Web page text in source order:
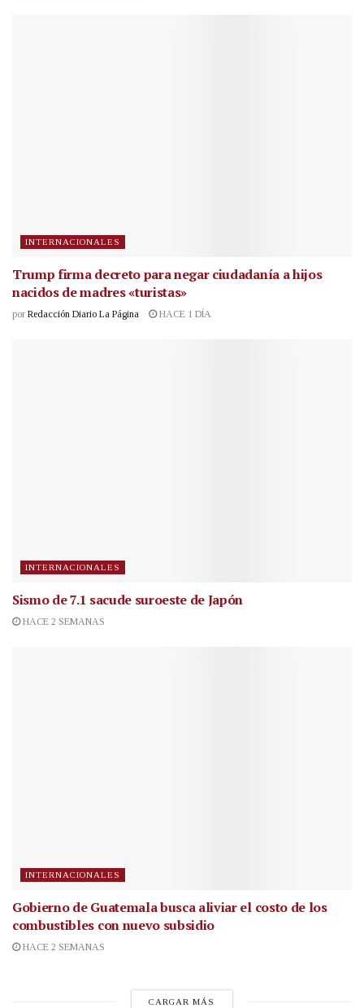
INTERNACIONALES
Trump firma decreto para negar ciudadanía a hijos
nacidos de madres «turistas»
por Redacción Diario La Página HACE 1 DÍA
INTERNACIONALES
Sismo de 7.1 sacude suroeste de Japón
HACE 2 SEMANAS
INTERNACIONALES
Gobierno de Guatemala busca aliviar el costo de los
combustibles con nuevo subsidio
HACE 2 SEMANAS
CARGAR MÁS